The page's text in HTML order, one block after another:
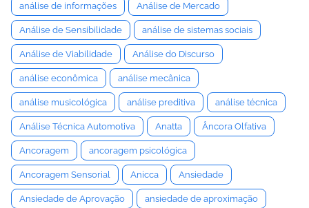
análise de informações Análise de Mercado
Análise de Sensibilidade análise de sistemas sociais
Análise de Viabilidade Análise do Discurso
análise econômica análise mecânica
análise musicológica análise preditiva análise técnica
Análise Técnica Automotiva Anatta Âncora Olfativa
Ancoragem ancoragem psicológica
Ancoragem Sensorial Anicca Ansiedade
Ansiedade de Aprovação ansiedade de aproximação